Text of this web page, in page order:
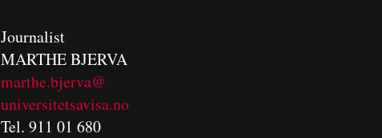
Journalist
MARTHE BJERVA
marthe.bjerva@
universitetsavisa.no
Tel. 911 01 680